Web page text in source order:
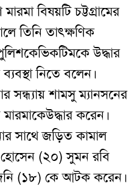
বিষয়টি চট্টগ্রামের
তিনি তাৎক্ষণিক
ভিকটিমকে উদ্ধার
নিতে বলেন।
সন্ধ্যায় শামসু ম্যানসনের
মারমাকেউদ্ধার করেন।
সাথে জড়িত কামাল
(২০) সুমন রবি
(১৮) কে আটক করেন।